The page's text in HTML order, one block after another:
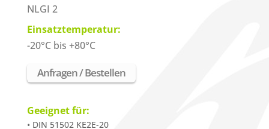
NLGI 2
Einsatztemperatur:
-20°C bis +80°C
Anfragen / Bestellen
Geeignet für:
• DIN 51502 KE2E-20